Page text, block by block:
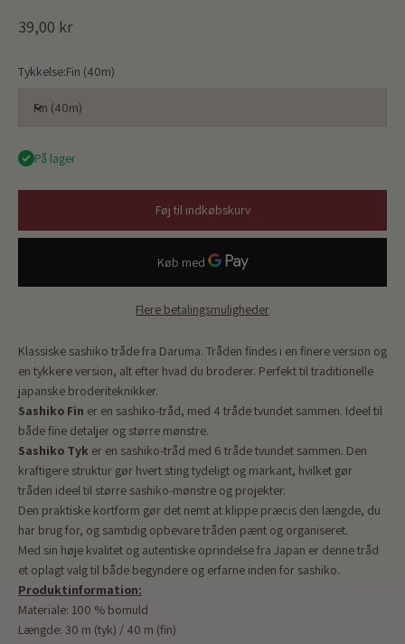
Salgspris
39,00 kr
Tykkelse:Fin (40m)
Fin (40m)
På lager
Føj til indkøbskurv
Flere betalingsmuligheder
Klassiske sashiko tråde fra Daruma. Tråden findes i en finere version og
en tykkere version, alt efter hvad du broderer. Perfekt til traditionelle
japanske broderiteknikker.
Sashiko Fin er en sashiko-tråd, med 4 tråde tvundet sammen. Ideel til
både fine detaljer og større mønstre.
Sashiko Tyk er en sashiko-tråd med 6 tråde tvundet sammen. Den
kraftigere struktur gør hvert sting tydeligt og markant, hvilket gør
tråden ideel til større sashiko-mønstre og projekter.
Den praktiske kortform gør det nemt at klippe præcis den længde, du
har brug for, og samtidig opbevare tråden pænt og organiseret.
Med sin høje kvalitet og autentiske oprindelse fra Japan er denne tråd
et oplagt valg til både begyndere og erfarne inden for sashiko.
Produktinformation:
Materiale: 100 % bomuld
Længde: 30 m (tyk) / 40 m (fin)